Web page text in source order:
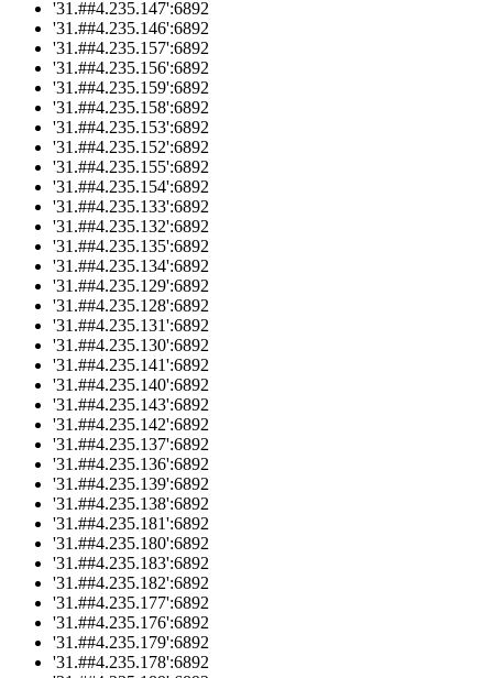
'31.##4.235.147':6892
'31.##4.235.146':6892
'31.##4.235.157':6892
'31.##4.235.156':6892
'31.##4.235.159':6892
'31.##4.235.158':6892
'31.##4.235.153':6892
'31.##4.235.152':6892
'31.##4.235.155':6892
'31.##4.235.154':6892
'31.##4.235.133':6892
'31.##4.235.132':6892
'31.##4.235.135':6892
'31.##4.235.134':6892
'31.##4.235.129':6892
'31.##4.235.128':6892
'31.##4.235.131':6892
'31.##4.235.130':6892
'31.##4.235.141':6892
'31.##4.235.140':6892
'31.##4.235.143':6892
'31.##4.235.142':6892
'31.##4.235.137':6892
'31.##4.235.136':6892
'31.##4.235.139':6892
'31.##4.235.138':6892
'31.##4.235.181':6892
'31.##4.235.180':6892
'31.##4.235.183':6892
'31.##4.235.182':6892
'31.##4.235.177':6892
'31.##4.235.176':6892
'31.##4.235.179':6892
'31.##4.235.178':6892